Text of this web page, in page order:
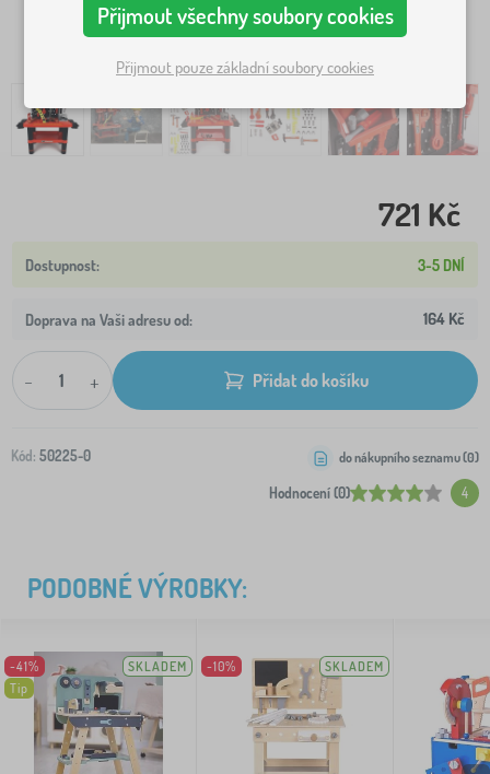
721 Kč
3-5 DNÍ
Doprava na Vaši adresu od: 164 Kč
- + Přidat do košíku
Kód: 50225-0
Hodnocení (0) 4
do nákupního seznamu (0)
PODOBNÉ VÝROBKY:
-41%
Tip
SKLADEM -10% SKLADEM
Přijmout všechny soubory cookies
Přijmout pouze základní soubory cookies